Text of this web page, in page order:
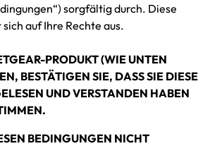
sorgfältig durch. Diese
auf Ihre Rechte aus.
PRODUKT (WIE UNTEN
BESTÄTIGEN SIE, DASS SIE DIESE
UND VERSTANDEN HABEN
BEDINGUNGEN NICHT